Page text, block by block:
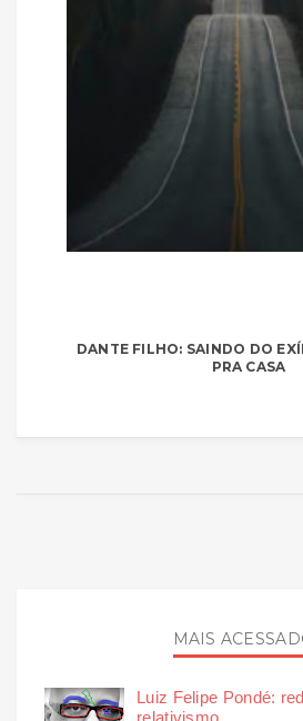
DANTE FILHO: SAINDO DO
PRA CASA
MAIS
Luiz Felipe Pondé:
relativismo